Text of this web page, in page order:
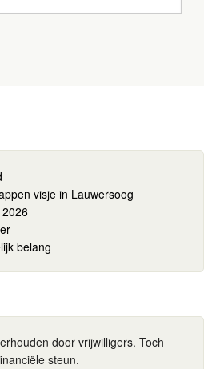
visje in Lauwersoog
belang
door vrijwilligers. Toch
steun.